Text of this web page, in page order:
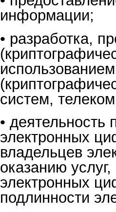
информации;
• разработка,
систем,
•
электронных
владельцев
оказанию
электронных
подлинности